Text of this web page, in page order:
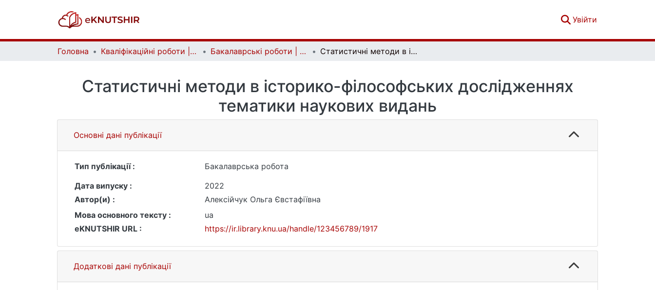
Увійти
Головна Кваліфікаційні роботи | Qualifying works Бакалаврські роботи | Bachelor theses Статистичні методи в історико-філософських дослідженнях тематики наукових видань
Статистичні методи в історико-філософських дослідженнях
тематики наукових видань
Основні дані публікації
Тип публікації :
Бакалаврська робота
Дата випуску :
2022
Автор(и) :
Алексійчук Ольга Євстафіївна
Мова основного тексту :
ua
eKNUTSHIR URL :
https://ir.library.knu.ua/handle/123456789/1917
Додаткові дані публікації